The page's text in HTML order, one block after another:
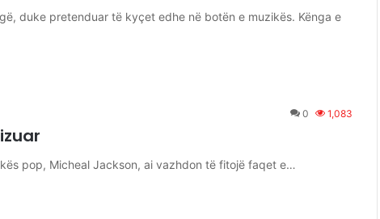
duke pretenduar të kyçet edhe në botën e muzikës. Kënga e
0 1,083
pop, Micheal Jackson, ai vazhdon të fitojë faqet e…